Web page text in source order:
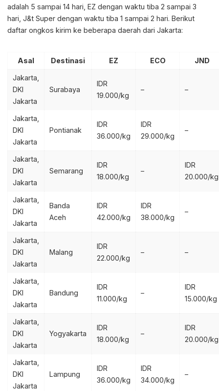
adalah 5 sampai 14 hari, EZ dengan waktu tiba 2 sampai 3
hari, J&t Super dengan waktu tiba 1 sampai 2 hari. Berikut
daftar ongkos kirim ke beberapa daerah dari Jakarta:
Asal Destinasi EZ ECO JND
Jakarta,
DKI
Jakarta
Surabaya
IDR
19.000/kg
– –
Jakarta,
DKI
Jakarta
Pontianak
IDR
36.000/kg
IDR
29.000/kg
–
Jakarta,
DKI
Jakarta
Semarang
IDR
18.000/kg
–
IDR
20.000/kg
Jakarta,
DKI
Jakarta
Banda
Aceh
IDR
42.000/kg
IDR
38.000/kg
–
Jakarta,
DKI
Jakarta
Malang
IDR
22.000/kg
– –
Jakarta,
DKI
Jakarta
Bandung
IDR
11.000/kg
–
IDR
15.000/kg
Jakarta,
DKI
Jakarta
Yogyakarta
IDR
18.000/kg
–
IDR
20.000/kg
Jakarta,
DKI
Jakarta
Lampung
IDR
36.000/kg
IDR
34.000/kg
–